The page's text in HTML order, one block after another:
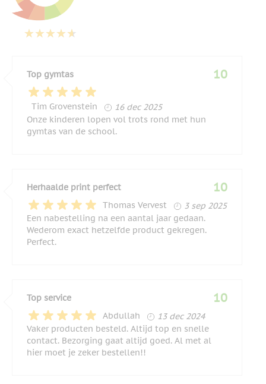
Top gymtas
Tim Grovenstein 16 december 2025
16 dec 2025
10
Onze kinderen lopen vol trots rond met hun
gymtas van de school.
Herhaalde print perfect
Thomas Vervest
3 september
3 sep 2025
10
Een nabestelling na een aantal jaar gedaan.
Wederom exact hetzelfde product gekregen.
Perfect.
Top service
Abdullah
13 december 2024
13 dec 2024
10
Vaker producten besteld. Altijd top en snelle
contact. Bezorging gaat altijd goed. Al met al
hier moet je zeker bestellen!!